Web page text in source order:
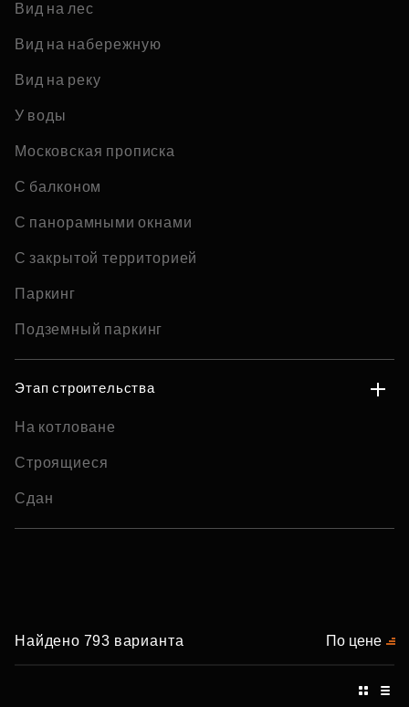
Вид на лес
Вид на набережную
Вид на реку
У воды
Московская прописка
С балконом
С панорамными окнами
С закрытой территорией
Паркинг
Подземный паркинг
Этап строительства
На котловане
Строящиеся
Сдан
Найдено 793 варианта По цене